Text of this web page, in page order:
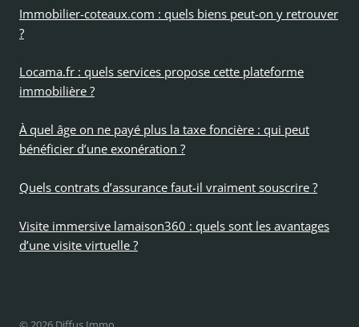
Immobilier-coteaux.com : quels biens peut-on y retrouver
?
Locama.fr : quels services propose cette plateforme
immobilière ?
À quel âge on ne payé plus la taxe foncière : qui peut
bénéficier d’une exonération ?
Quels contrats d’assurance faut-il vraiment souscrire ?
Visite immersive lamaison360 : quels sont les avantages
d’une visite virtuelle ?